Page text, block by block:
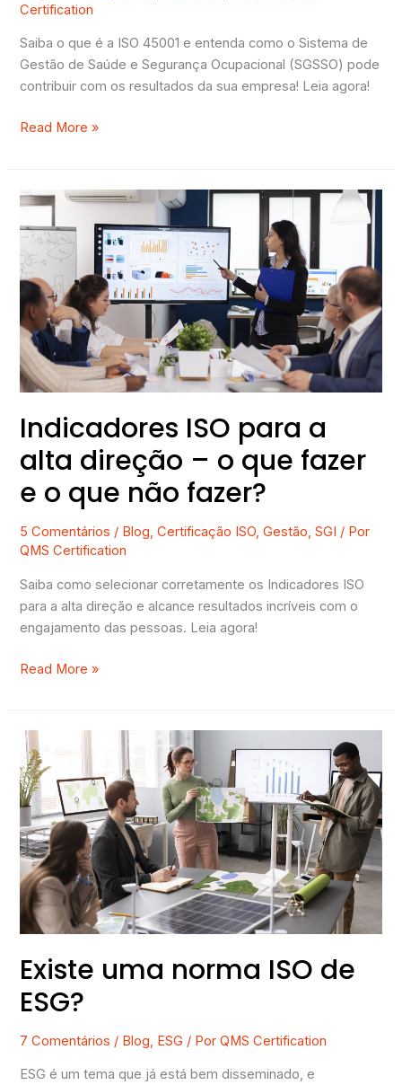
Certification
Saiba o que é a ISO 45001 e entenda como o Sistema de
Gestão de Saúde e Segurança Ocupacional (SGSSO) pode
contribuir com os resultados da sua empresa! Leia agora!
Read More »
Indicadores ISO para a
alta direção – o que fazer
e o que não fazer?
5 Comentários / Blog,Certificação ISO,Gestão,SGI / Por
QMS Certification
Saiba como selecionar corretamente os Indicadores ISO
para a alta direção e alcance resultados incríveis com o
engajamento das pessoas. Leia agora!
Indicadores
para
a
alta
direção
–
o
que
fazer
o
que
fazer?
Read More »
Existe uma norma ISO de
ESG?
7 Comentários / Blog ESG / PorQMS Certification
ESG é um tema que já está bem disseminado, e
Existe
uma
norma
ISO
de
ESG?